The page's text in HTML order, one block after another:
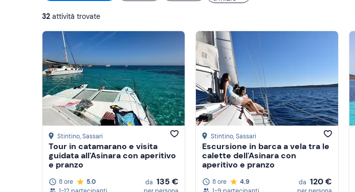
32 attività trovate
Stintino, Sassari
Tour in catamarano e visita
guidata all'Asinara con aperitivo
e pranzo
8 ore
5.0
da 135 €
Stintino, Sassari
Escursione in barca a vela tra le
calette dell'Asinara con
aperitivo e pranzo
8 ore
4.9
da 120 €